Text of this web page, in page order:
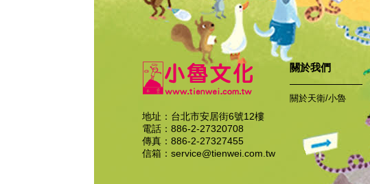
地址：台北市安居街6號12樓
電話：886-2-27320708
傳真：886-2-27327455
信箱： service@tienwei.com.tw
關於我們
關於天衛/小魯